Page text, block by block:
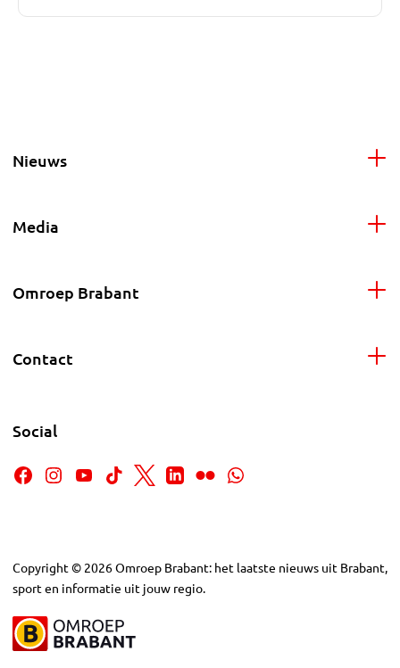
Nieuws
Media
Omroep Brabant
Contact
Social
Copyright © 2026Omroep Brabant: het laatste nieuws uit Brabant,
sport en informatie uit jouw regio.